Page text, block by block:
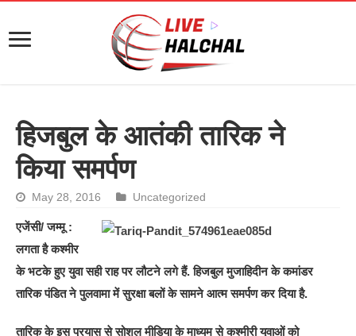
हिजबुल के आतंकी तारिक ने
किया समर्पण
May 28, 2016 Uncategorized
एजेंसी/ जम्मू :
लगता है कश्मीर
के भटके हुए युवा सही राह पर लौटने लगे हैं. हिजबुल मुजाहिदीन के कमांडर
तारिक पंडित ने पुलवामा में सुरक्षा बलों के सामने आत्म समर्पण कर दिया है.
तारिक के इस प्रयास से सोशल मीडिया के माध्यम से कश्मीरी युवाओं को